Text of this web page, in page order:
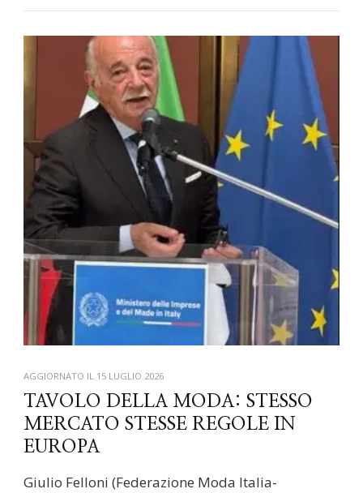
AGGIORNATO IL 15 LUGLIO 2026
TAVOLO DELLA MODA: STESSO
MERCATO STESSE REGOLE IN
EUROPA
Giulio Felloni (Federazione Moda Italia-